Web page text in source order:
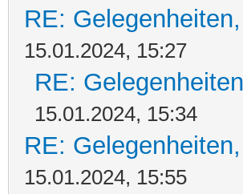
RE:
15.01.2024, 15:27
RE:
15.01.2024, 15:34
RE:
15.01.2024, 15:55